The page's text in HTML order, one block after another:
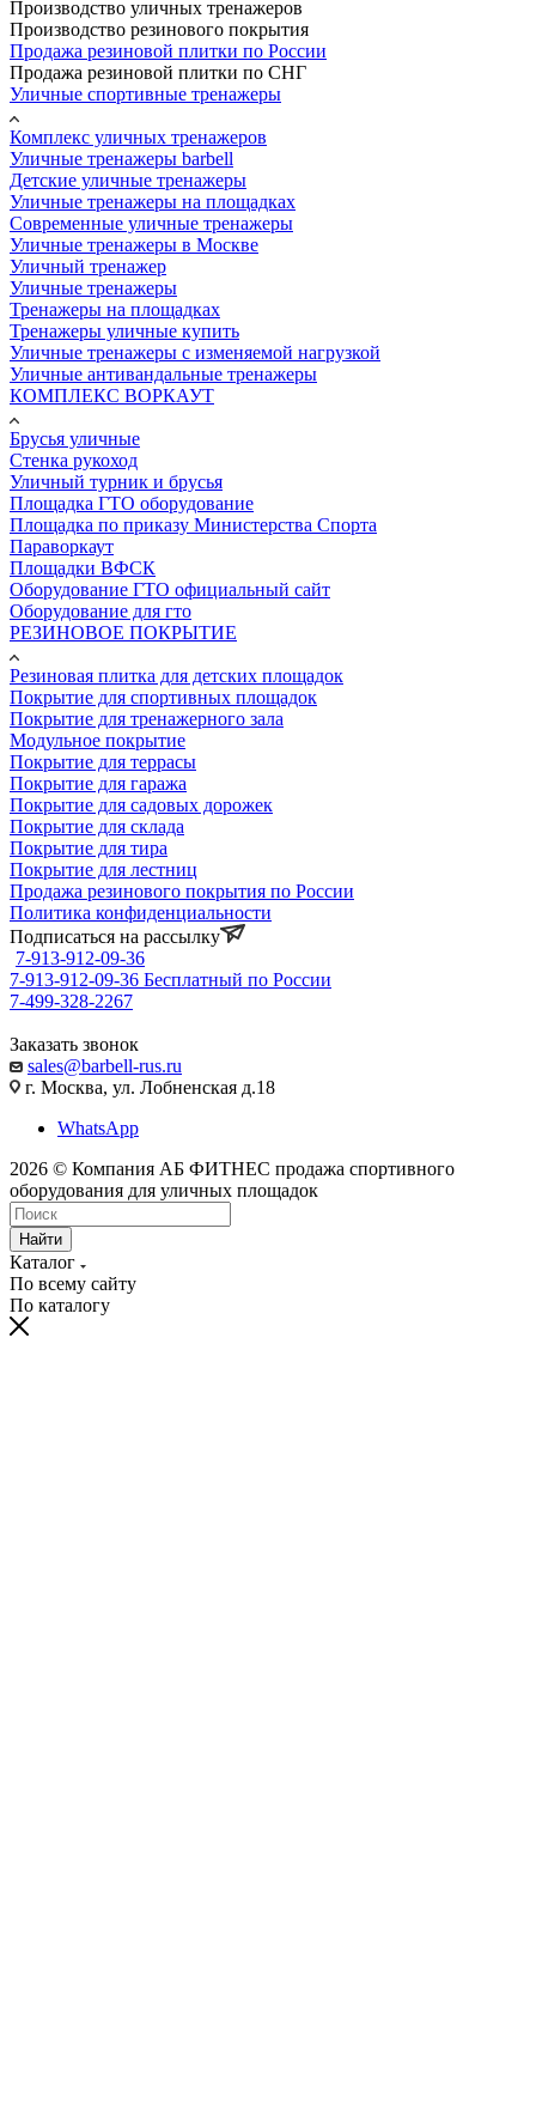
Производство уличных тренажеров
Производство резинового покрытия
Продажа резиновой плитки по России
Продажа резиновой плитки по СНГ
Уличные спортивные тренажеры
Комплекс уличных тренажеров
Уличные тренажеры barbell
Детские уличные тренажеры
Уличные тренажеры на площадках
Современные уличные тренажеры
Уличные тренажеры в Москве
Уличный тренажер
Уличные тренажеры
Тренажеры на площадках
Тренажеры уличные купить
Уличные тренажеры с изменяемой нагрузкой
Уличные антивандальные тренажеры
КОМПЛЕКС ВОРКАУТ
Брусья уличные
Стенка рукоход
Уличный турник и брусья
Площадка ГТО оборудование
Площадка по приказу Министерства Спорта
Параворкаут
Площадки ВФСК
Оборудование ГТО официальный сайт
Оборудование для гто
РЕЗИНОВОЕ ПОКРЫТИЕ
Резиновая плитка для детских площадок
Покрытие для спортивных площадок
Покрытие для тренажерного зала
Модульное покрытие
Покрытие для террасы
Покрытие для гаража
Покрытие для садовых дорожек
Покрытие для склада
Покрытие для тира
Покрытие для лестниц
Продажа резинового покрытия по России
Политика конфиденциальности
Подписаться на рассылку
7-913-912-09-36
7-913-912-09-36 Бесплатный по России
7-499-328-2267
Заказать звонок
sales@barbell-rus.ru
г. Москва, ул. Лобненская д.18
WhatsApp
2026 © Компания АБ ФИТНЕС продажа спортивного
оборудования для уличных площадок
Найти
Каталог
По всему сайту
По каталогу